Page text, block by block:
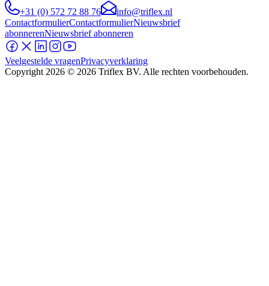
+31 (0) 572 72 88 76
info@triflex.nl
ContactformulierContactformulierNieuwsbrief
abonnerenNieuwsbrief abonneren
Veelgestelde vragenPrivacyverklaring
Copyright 2026 © 2026 Triflex BV. Alle rechten voorbehouden.